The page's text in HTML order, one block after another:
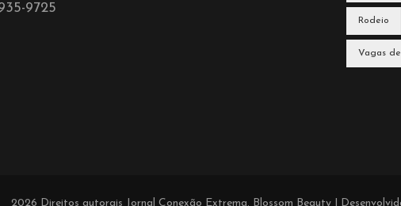
9725
Rodeio
Vagas
2026 Direitos autorais Jornal Conexão Extrema. Blossom Beauty |